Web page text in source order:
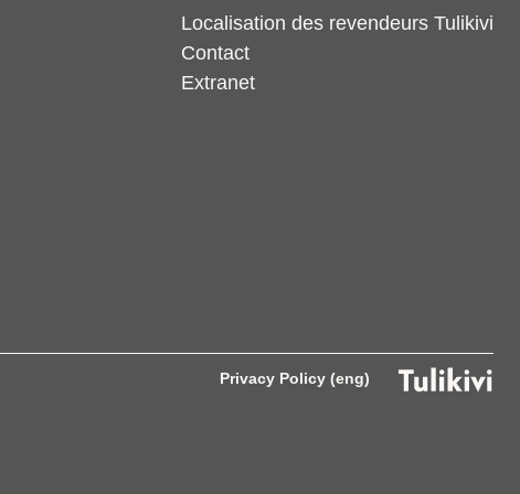
Localisation des revendeurs Tulikivi
Contact
Extranet
Privacy Policy (eng)